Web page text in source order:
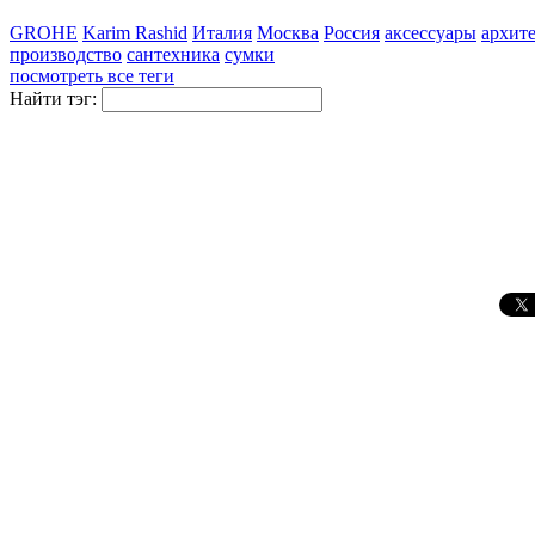
GROHE Karim Rashid Италия Москва Россия аксессуары
производство сантехника сумки
посмотреть все теги
Найти тэг: